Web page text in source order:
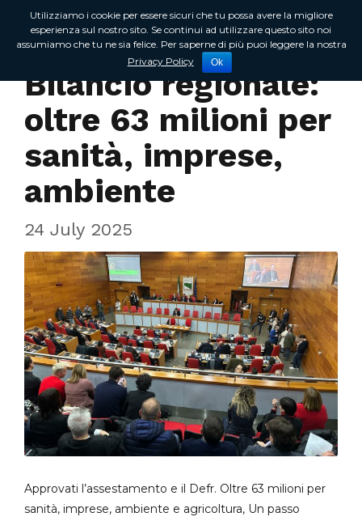
In Regione
Bilancio regionale:
oltre 63 milioni per
sanità, imprese,
ambiente
24 July 2025
Approvati l’assestamento e il Defr. Oltre 63 milioni per
sanità, imprese, ambiente e agricoltura, Un passo
Utilizziamo i cookie per essere sicuri che tu possa avere la migliore
esperienza sul nostro sito. Se continui ad utilizzare questo sito noi
assumiamo che tu ne sia felice. Per saperne di più puoi leggere la nostra
Privacy Policy
Ok